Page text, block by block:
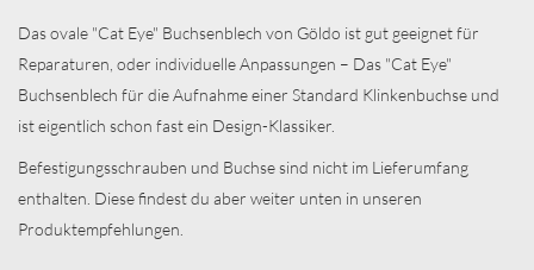
Das ovale "Cat Eye" Buchsenblech von Göldo ist gut geeignet für
Reparaturen, oder individuelle Anpassungen – Das "Cat Eye"
Buchsenblech für die Aufnahme einer Standard Klinkenbuchse und
ist eigentlich schon fast ein Design-Klassiker.
Befestigungsschrauben und Buchse sind nicht im Lieferumfang
enthalten. Diese findest du aber weiter unten in unseren
Produktempfehlungen.